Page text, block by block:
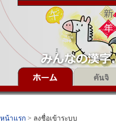
หน้าแรก > ลงชื่อเข้าระบบ